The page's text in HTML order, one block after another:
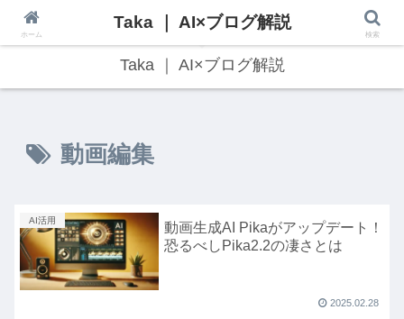
最新のAI技術・Web3トレンドをわかりやすく解説！
Taka ｜ AI×ブログ解説
動画編集
AI活用
動画生成AI Pikaがアップデート！
恐るべしPika2.2の凄さとは
2025.02.28
ホーム
Taka ｜ AI×ブログ解説
検索